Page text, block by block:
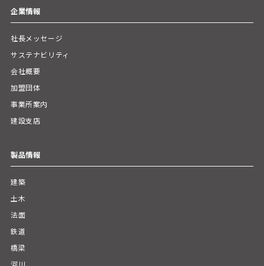
企業情報
社長メッセージ
サステナビリティ
会社概要
加盟団体
事業所案内
建設支店
製品情報
建築
土木
法面
鉄道
橋梁
河川